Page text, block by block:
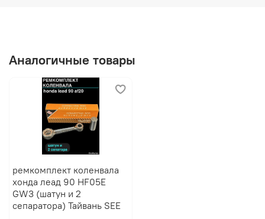
Аналогичные товары
ремкомплект коленвала
хонда леад 90 HF05E
GW3 (шатун и 2
сепаратора) Тайвань SEE